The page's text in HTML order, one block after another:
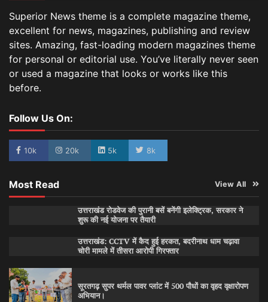
Superior News theme is a complete magazine theme,
excellent for news, magazines, publishing and review
sites. Amazing, fast-loading modern magazines theme
for personal or editorial use. You’ve literally never seen
or used a magazine that looks or works like this
before.
Follow Us On:
10k 20k 5k 8k
Most Read View All
उत्तराखंड रोडवेज की पुरानी बसें बनेंगी इलेक्ट्रिक, सरकार ने
शुरू की नई योजना पर तैयारी
उत्तराखंड: CCTV में कैद हुई हरकत, बदरीनाथ धाम चढ़ावा
चोरी मामले में तीसरा आरोपी गिरफ्तार
सूरतगढ़ सुपर थर्मल पावर प्लांट में 500 पौधों का वृहद वृक्षारोपण
अभियान।